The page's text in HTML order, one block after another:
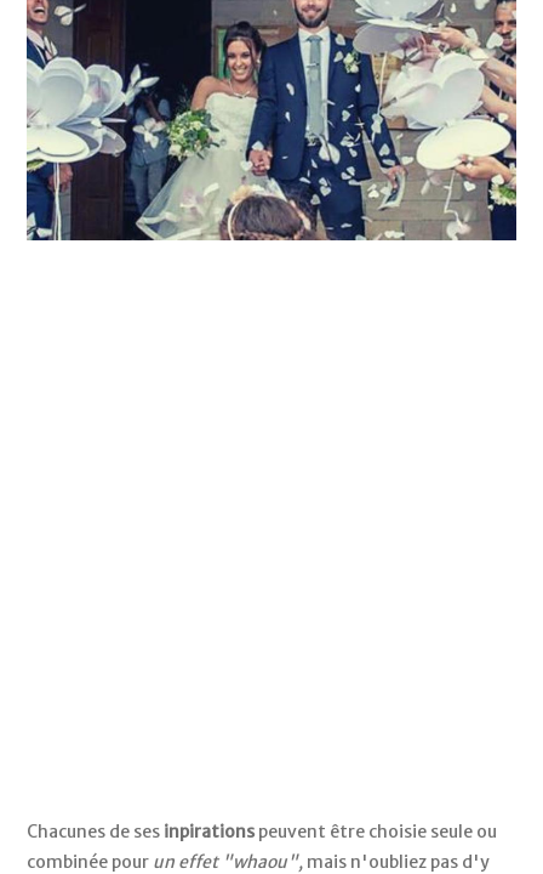
Chacunes de ses inpirations peuvent être choisie seule ou
combinée pour un effet "whaou", mais n'oubliez pas d'y